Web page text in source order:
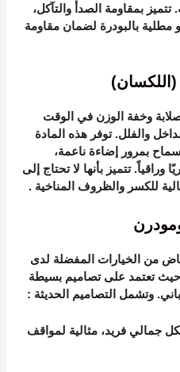
بمقاومة الصدأ والتآكل،
مطلية بالبودرة لضمان مقاومة
وخفة الوزن في الوقت
والفلل. توفر هذه المادة
بمرور إضاءة ناعمة،
تتميز بأنها لا تحتاج إلى
للكسر والظروف المناخية.
من الخيارات المفضلة لدى
حيث تعتمد على تصاميم بسيطة
وتشمل التصاميم الحديثة :
جمالي فريد، مثالية لمواقف